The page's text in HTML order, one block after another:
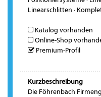
Linearschlitten ·
Katalog vorhanden
Online-Shop
Premium-Profil
Kurzbeschreibung
Die Föhrenbach